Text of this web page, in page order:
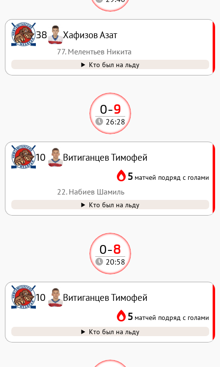
0-8
20:58
10 Витиганцев Тимофей
5 матчей подряд с голами
Кто был на льду
0-9
26:28
10 Витиганцев Тимофей
5 матчей подряд с голами
22. Набиев Шамиль
Кто был на льду
38 Хафизов Азат
77. Мелентьев Никита
Кто был на льду